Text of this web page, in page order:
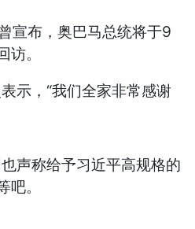
宣布，奥巴马总统将于9
。
示，“我们全家非常感谢
声称给予习近平高规格的
。